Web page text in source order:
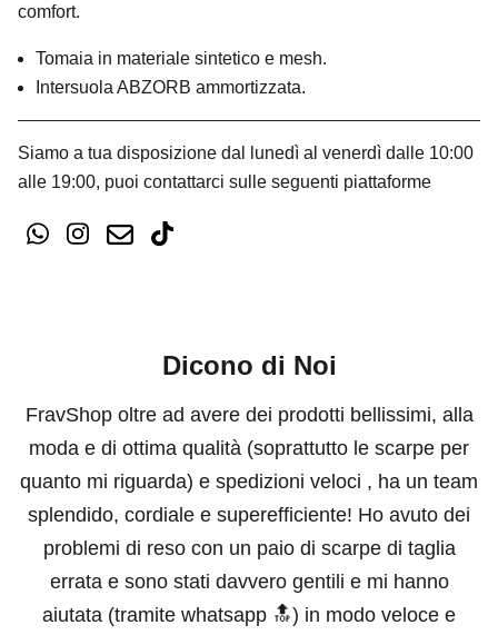
comfort.
Tomaia in materiale sintetico e mesh.
Intersuola ABZORB ammortizzata.
Siamo a tua disposizione dal lunedì al venerdì dalle 10:00
alle 19:00, puoi contattarci sulle seguenti piattaforme
Dicono di Noi
FravShop oltre ad avere dei prodotti bellissimi, alla
moda e di ottima qualità (soprattutto le scarpe per
quanto mi riguarda) e spedizioni veloci , ha un team
splendido, cordiale e superefficiente! Ho avuto dei
problemi di reso con un paio di scarpe di taglia
errata e sono stati davvero gentili e mi hanno
aiutata (tramite whatsapp 🔝) in modo veloce e